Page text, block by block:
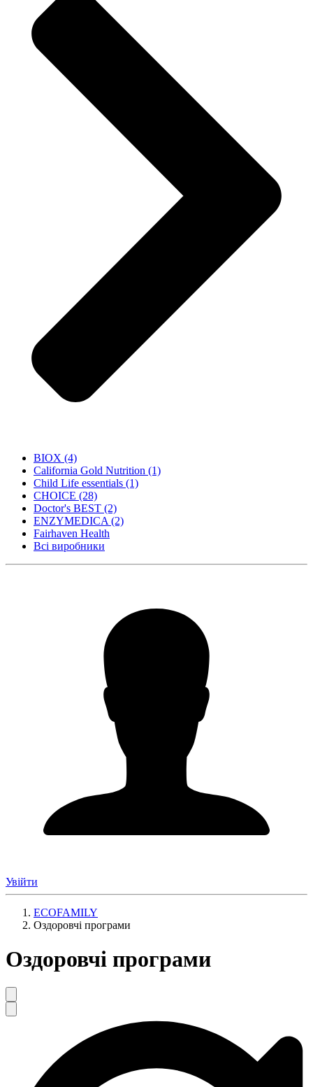
BIOX (4)
California Gold Nutrition (1)
Child Life essentials (1)
CHOICE (28)
Doctor's BEST (2)
ENZYMEDICA (2)
Fairhaven Health
Всі виробники
Увійти
ECOFAMILY
Оздоровчі програми
Оздоровчі програми